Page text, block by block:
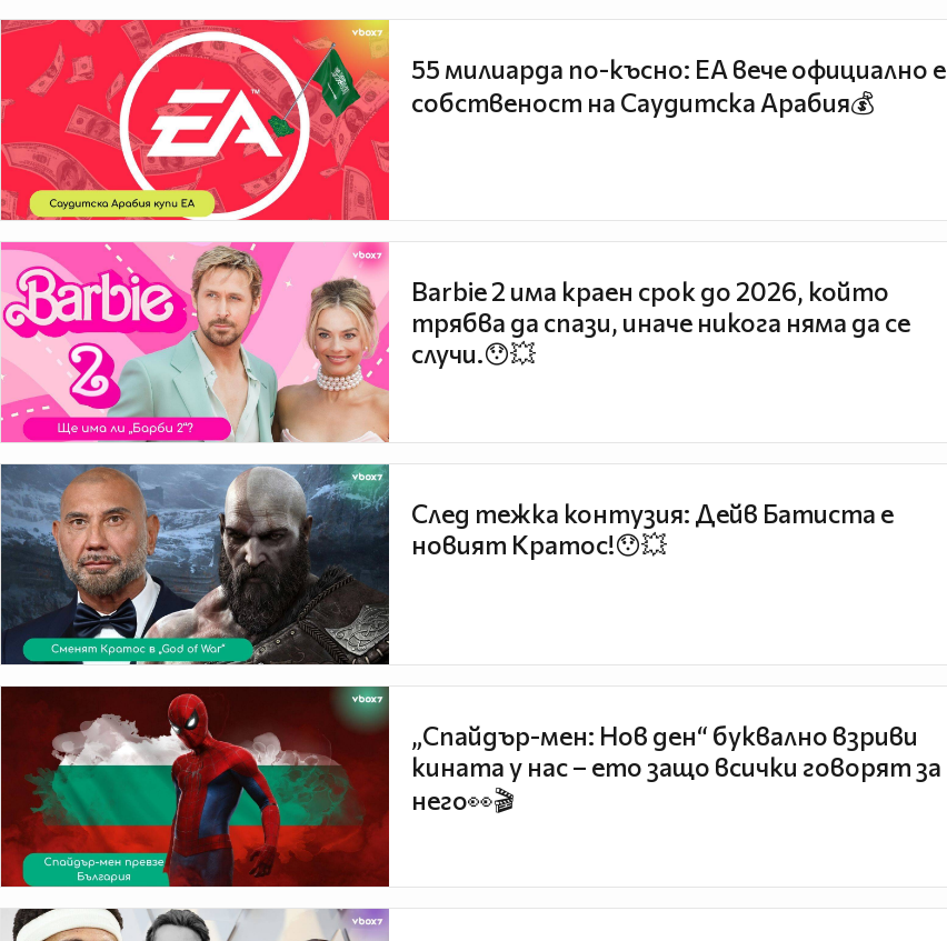
55 милиарда по-късно: EA вече официално е
собственост на Саудитска Арабия💰
Barbie 2 има краен срок до 2026, който
трябва да спази, иначе никога няма да се
случи.😯💥
След тежка контузия: Дейв Батиста е
новият Кратос!😯💥
„Спайдър-мен: Нов ден“ буквално взриви
кината у нас – ето защо всички говорят за
него👀🎬